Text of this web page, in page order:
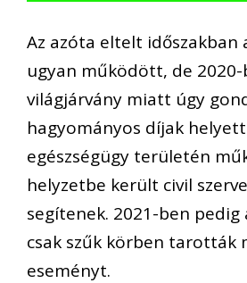
Az azóta eltelt időszakban
ugyan működött, de 2020-
világjárvány miatt úgy
hagyományos díjak
egészségügy területén
helyzetbe került civil
segítenek. 2021-ben
csak szűk körben tarották
eseményt.